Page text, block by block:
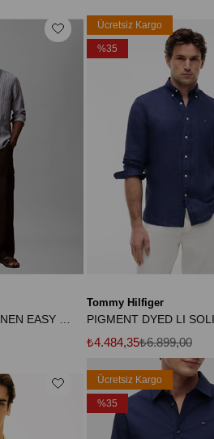
Tommy Hilfiger
₺4.484,35₺6.899,00
Ücretsiz Kargo
%35
Ücretsiz Kargo
%35